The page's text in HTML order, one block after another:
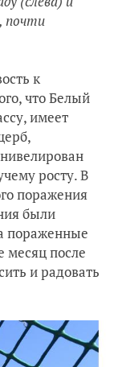
почти
к
что Белый
имеет
росту. В
поражения
были
пораженные
месяц после
и радовать